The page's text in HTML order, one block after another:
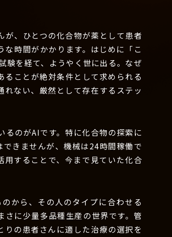
が、ひとつの化合物が薬として患者
時間がかかります。はじめに「こ
験を経て、ようやく世に出る。なぜ
ことが絶対条件として求められる
ない、厳然として存在するステッ
のがAIです。特に化合物の探索に
きませんが、機械は24時間稼働で
することで、今まで見ていた化合
から、その人のタイプに合わせる
さに少量多品種生産の世界です。管
の患者さんに適した治療の選択を